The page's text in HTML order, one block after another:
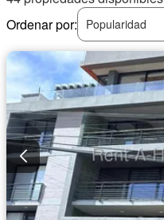
Ordenar por:
Popularidad